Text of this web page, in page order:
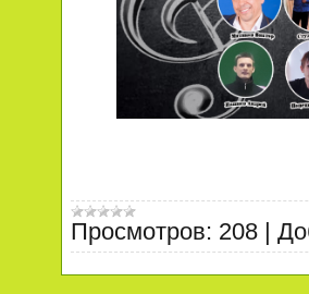
Просмотров: 208 |